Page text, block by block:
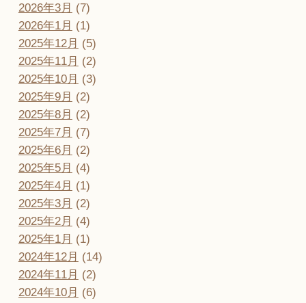
2026年3月 (7)
2026年1月 (1)
2025年12月 (5)
2025年11月 (2)
2025年10月 (3)
2025年9月 (2)
2025年8月 (2)
2025年7月 (7)
2025年6月 (2)
2025年5月 (4)
2025年4月 (1)
2025年3月 (2)
2025年2月 (4)
2025年1月 (1)
2024年12月 (14)
2024年11月 (2)
2024年10月 (6)